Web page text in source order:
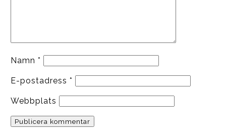
Namn *
E-postadress *
Webbplats